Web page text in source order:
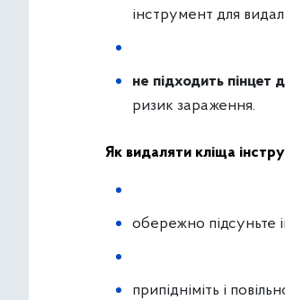
інструмент для
не підходить пінцет
ризик зараження.
Як видаляти кліща
обережно підсуньте
припідніміть і